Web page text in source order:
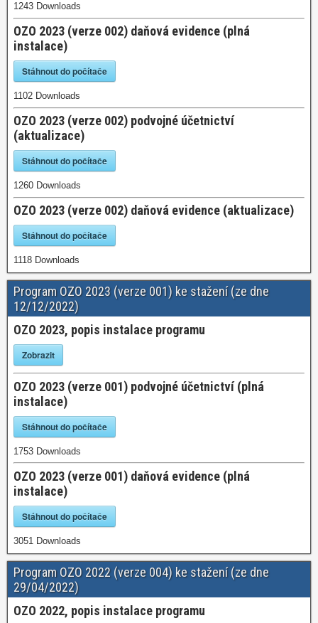
1243 Downloads
OZO 2023 (verze 002) daňová evidence (plná
instalace)
Stáhnout do počítače
1102 Downloads
OZO 2023 (verze 002) podvojné účetnictví
(aktualizace)
Stáhnout do počítače
1260 Downloads
OZO 2023 (verze 002) daňová evidence (aktualizace)
Stáhnout do počítače
1118 Downloads
Program OZO 2023 (verze 001) ke stažení (ze dne
12/12/2022)
OZO 2023, popis instalace programu
Zobrazit
OZO 2023 (verze 001) podvojné účetnictví (plná
instalace)
Stáhnout do počítače
1753 Downloads
OZO 2023 (verze 001) daňová evidence (plná
instalace)
Stáhnout do počítače
3051 Downloads
Program OZO 2022 (verze 004) ke stažení (ze dne
29/04/2022)
OZO 2022, popis instalace programu